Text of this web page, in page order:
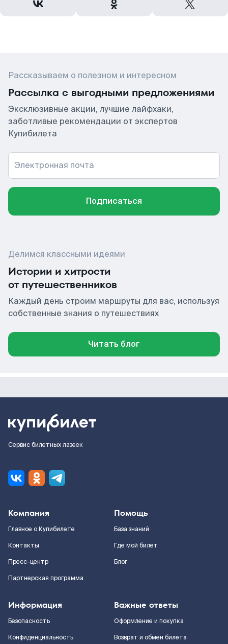
Рассказываем о полезном и интересном
Рассылка с выгодными предложениями
Эксклюзивные акции, лучшие лайфхаки,
заботливые рекомендации от экспертов
Купибилета
Электронная почта
Подписаться
Делимся классными идеями
Истории и хитрости
от путешественников
Каждый день строим маршруты для вас, используя
собственные знания о путешествиях
Читать блог
Сервис билетных лазеек
Компания
Главное о Купибилете
Контакты
Пресс-центр
Партнерская программа
Помощь
База знаний
Где мой билет
Блог
Информация
Безопасность
Конфиденциальность
Важные ответы
Оформление и покупка
Возврат и обмен билета